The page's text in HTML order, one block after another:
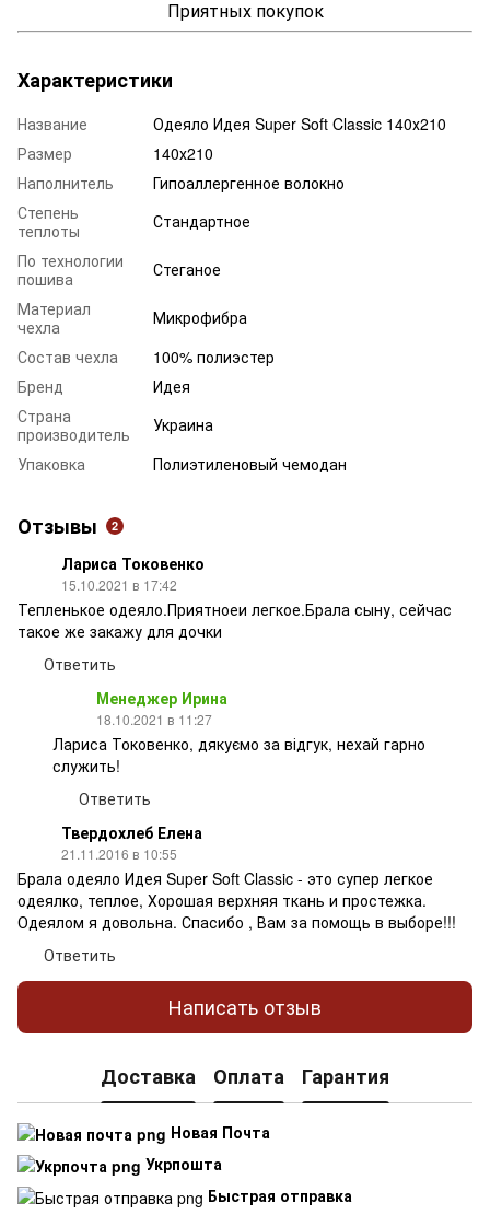
Приятных покупок
Характеристики
Название
Одеяло Идея Super Soft Classic 140х210
Размер
140х210
Наполнитель
Гипоаллергенное волокно
Степень
теплоты
Стандартное
По технологии
пошива
Стеганое
Материал
чехла
Микрофибра
Состав чехла
100% полиэстер
Бренд
Идея
Страна
производитель
Украина
Упаковка
Полиэтиленовый чемодан
Отзывы 2
Лариса Токовенко
15.10.2021 в 17:42
Тепленькое одеяло.Приятноеи легкое.Брала сыну, сейчас
такое же закажу для дочки
Ответить
Менеджер Ирина
18.10.2021 в 11:27
Лариса Токовенко, дякуємо за відгук, нехай гарно
служить!
Ответить
Твердохлеб Елена
21.11.2016 в 10:55
Брала одеяло Идея Super Soft Classic - это супер легкое
одеялко, теплое, Хорошая верхняя ткань и простежка.
Одеялом я довольна. Спасибо , Вам за помощь в выборе!!!
Ответить
Написать отзыв
Доставка Оплата Гарантия
Новая Почта
Укрпошта
Быстрая отправка